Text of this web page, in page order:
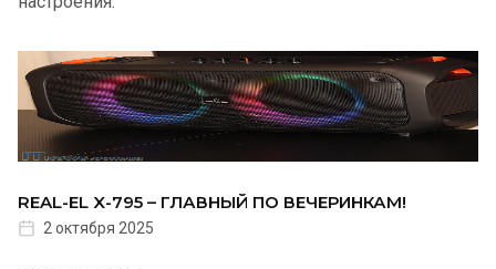
REAL-EL X-795 – ГЛАВНЫЙ ПО ВЕЧЕРИНКАМ!
2 октября 2025